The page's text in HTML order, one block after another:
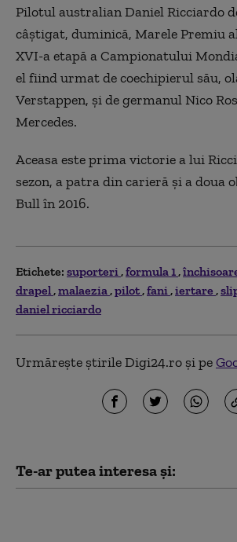
Pilotul australian Daniel Ricciardo
câştigat, duminică, Marele Premiu
XVI-a etapă a Campionatului
el fiind urmat de coechipierul său,
Verstappen, şi de germanul Nico
Mercedes.
Aceasa este prima victorie a lui
sezon, a patra din carieră şi a doua
Bull în 2016.
Etichete: suporteri formula 1
drapel malaezia pilot fani iertare
daniel ricciardo
Urmărește știrile Digi24.ro și pe
Te-ar putea interesa și: